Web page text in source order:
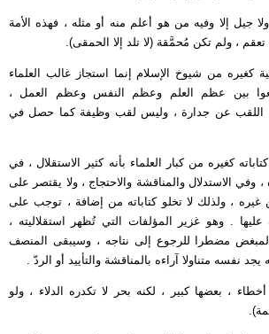
إلا وفيه من هو أعلم منه أو مثله ، فهذه الأمة
تعقم ، ولم تكن مُحمَّقة (لا تلد إلا الحمقى).
كغيره من شيوخ الإسلام إنما استجاز غالب العلماء
بين عظم العلم وعظم النفس وعظم العمل ،
اللقب عن جدارة ، وليس لقب وظيفة كما حصل في
كغيره من كبار العلماء بأنه كثير الاستقلال ، في
وفي الاستدلال والمناقشة والاحتجاج ، ولا يقتصر على
غيره ، ولذلك لا تخلو كتاباته من إضافة ، توجب على
. وهو غزير المؤلفات التي تُظهر استقلاليته ،
مضطرا للرجوع إلى نتاجه ، وسيبقى المنصف
نفسه متناولا آراءه بالمناقشة والتأييد أو الردّ .
، بعضها كبير ، لكنه بحر لا تكدره الدلاء ، ولو